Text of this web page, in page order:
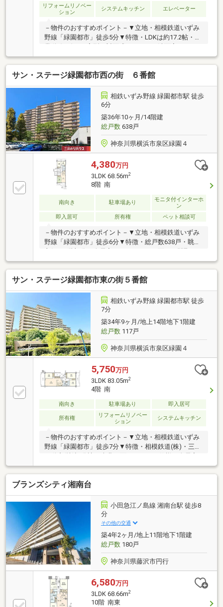
リフォームリノベー
ション
システムキッチン エレベーター
－物件のおすすめポイント－▼立地・相模鉄道いずみ
野線「緑園都市」徒歩5分▼特徴・LDKは約17.2帖・作
業動線が短いL字型の対面式キッチン・洗面室は
2WAY、キッチン隣接で家事動線良好・全居室に収納
スペースを確保・南北の両面バルコニー仕様▼室内リ
フォーム履歴有【交換】キッチン、UB、トイレ、洗面
化粧台 等【張替】フローリング、クロス【その他】室
内クリーニング 他▼周辺環境・横浜市立緑園義務教育
学校 徒歩5分(約360m)※自治会費 200円／月■ ご希望の
住まい探しをお手伝いします ━━━━━・・・物件の
詳細・ご相談はお気軽にお問い合わせください。
サン・ステージ緑園都市西の街 ６番館
相鉄いずみ野線 緑園都市駅 徒歩
6分
築36年10ヶ月/14階建
総戸数638戸
神奈川県横浜市泉区緑園４
4,380万円
3LDK 68.56m2
8階 南
南向き 駐車場あり
モニタ付インターホ
ン
即入居可
所有権 ペット相談可
－物件のおすすめポイント－▼立地・相模鉄道いずみ
野線「緑園都市」徒歩6分▼特徴・総戸数638戸・眺望
良好な8階部分・全居室がバルコニーに面する間取
り・お料理に集中しやすい壁付キッチン・洗面室は
2WAY、家事・生活動線に配慮・各洋室・和室・廊下
に収納有・ペット飼育可能(細則有)・即引渡し可能(残
金精算後)▼周辺環境・相鉄ローゼン 緑園都市店 徒歩4
分(約320m)・横浜市立緑園義務教育学校 徒歩5分(約
340m)※自治会費、RCA会費 450円／月■ ご希望の住ま
い探しをお手伝いします ━━━━━・・・物件の詳
細・ご相談はお気軽にお問い合わせください。
サン・ステージ緑園都市東の街５番館
相鉄いずみ野線 緑園都市駅 徒歩
7分
築34年9ヶ月/地上14階地下1階建
総戸数117戸
神奈川県横浜市泉区緑園４
5,750万円
3LDK 83.05m2
4階 南
南向き 駐車場あり 即入居可
所有権
リフォームリノベー
ション
システムキッチン
－物件のおすすめポイント－▼立地・相模鉄道いずみ
野線「緑園都市」徒歩7分▼特徴・相模鉄道(株)・三井
がバルコニーに面する間取り・LDKは約18.1帖の広
さ・作業効率の良いL字型対面式キッチン・キッチ
ン・洗面室が繋がっており、家事・生活動線良好・全
居室に収納スペース有▼2026年7月室内リフォーム済
【張替】フローリング、クロス【新規交換】キッチ
ン、UB、トイレ、洗面化粧台 等【その他】室内クリ
ーニング 他■ ご希望の住まい探しをお手伝いします
━━━━━・・・物件の詳細・ご相談はお気軽にお問
い合わせください。
ブランズシティ湘南台
小田急江ノ島線 湘南台駅 徒歩8
分
その他の交通
築4年2ヶ月/地上11階地下1階建
総戸数180戸
神奈川県藤沢市円行
6,580万円
3LDK 68.66m2
10階 南東